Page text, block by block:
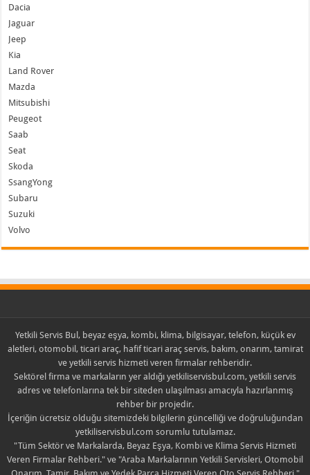
Dacia
Jaguar
Jeep
Kia
Land Rover
Mazda
Mitsubishi
Peugeot
Saab
Seat
Skoda
SsangYong
Subaru
Suzuki
Volvo
Yetkili Servis Bul, beyaz eşya, kombi, klima, bilgisayar, telefon, küçük ev
aletleri, otomobil, ticari araç, hafif ticari araç servis, bakım, onarım, tamirat
ve yetkili servis hizmeti veren firmalar rehberidir.
Sektörel firma ve markaların yer aldığı yetkiliservisbul.com, yetkili servis
adres ve telefonlarına tek bir siteden ulaşılması amacıyla hazırlanmış
rehber bir projedir.
İçeriğin ücretsiz olduğu sitemizdeki bilgilerin güncelliği ve doğruluğundan
yetkiliservisbul.com sorumlu tutulamaz.
"Tüm Sektör ve Markalarda, Beyaz Eşya, Kombi ve Klima Servis Hizmeti
Veren Firmalar Rehberi." ve "Araba Markalarının Yetkili Servisleri, Otomobil